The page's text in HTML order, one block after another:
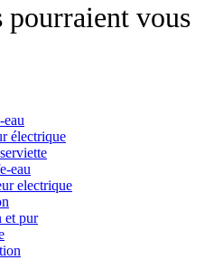
pourraient vous
électrique
eau
electrique
et pur